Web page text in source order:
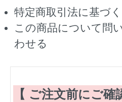
特定商取引法に基づ
この商品について問
わせる
【 ご注文前にご